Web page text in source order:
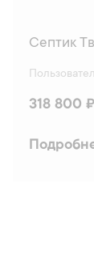
Септик
318 800 ₽